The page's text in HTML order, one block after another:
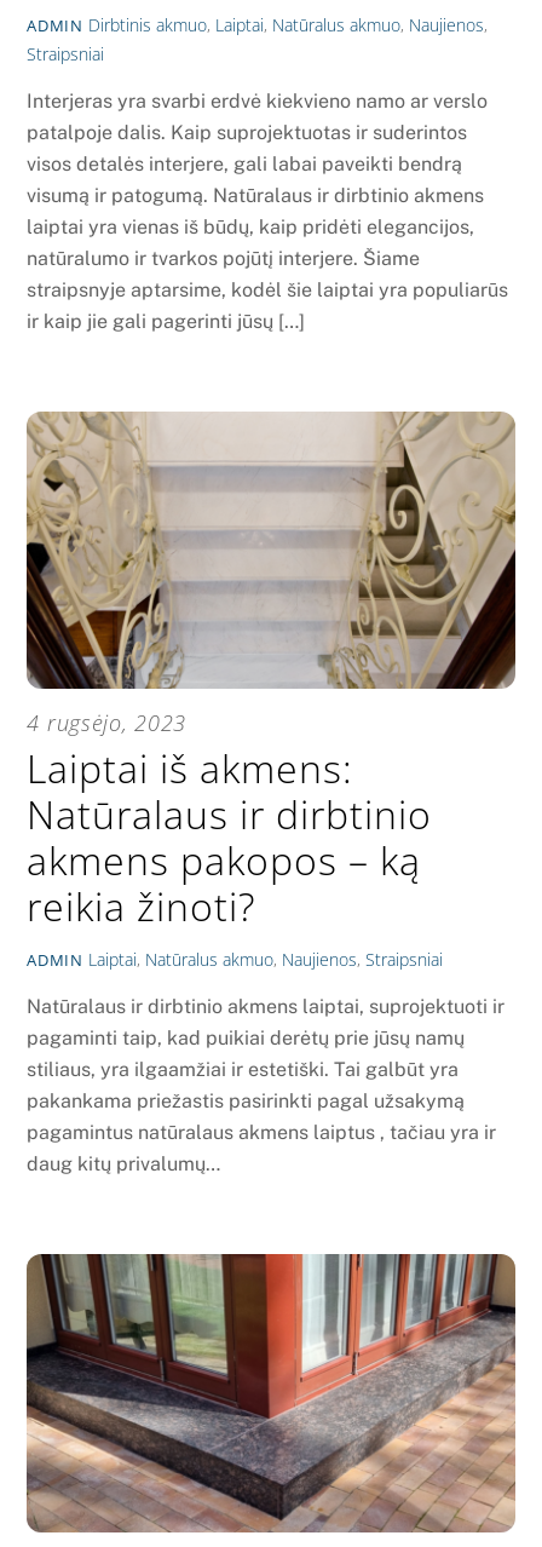
ADMIN Dirbtinis akmuo, Laiptai, Natūralus akmuo, Naujienos,
Straipsniai
Interjeras yra svarbi erdvė kiekvieno namo ar verslo
patalpoje dalis. Kaip suprojektuotas ir suderintos
visos detalės interjere, gali labai paveikti bendrą
visumą ir patogumą. Natūralaus ir dirbtinio akmens
laiptai yra vienas iš būdų, kaip pridėti elegancijos,
natūralumo ir tvarkos pojūtį interjere. Šiame
straipsnyje aptarsime, kodėl šie laiptai yra populiarūs
ir kaip jie gali pagerinti jūsų […]
4 rugsėjo, 2023
Laiptai iš akmens:
Natūralaus ir dirbtinio
akmens pakopos – ką
reikia žinoti?
ADMIN Laiptai, Natūralus akmuo, Naujienos, Straipsniai
Natūralaus ir dirbtinio akmens laiptai, suprojektuoti ir
pagaminti taip, kad puikiai derėtų prie jūsų namų
stiliaus, yra ilgaamžiai ir estetiški. Tai galbūt yra
pakankama priežastis pasirinkti pagal užsakymą
pagamintus natūralaus akmens laiptus , tačiau yra ir
daug kitų privalumų…